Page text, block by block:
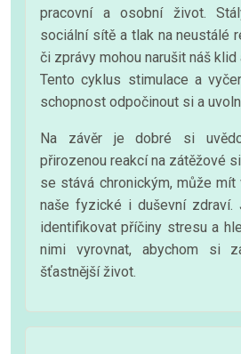
pracovní a osobní život.
sociální sítě a tlak na neustálé
či zprávy mohou narušit náš
Tento cyklus stimulace a
schopnost odpočinout si a
Na závěr je dobré si
přirozenou reakcí na zátěžové
se stává chronickým, může
naše fyzické i duševní zdraví.
identifikovat příčiny stresu a
nimi vyrovnat, abychom si
šťastnější život.